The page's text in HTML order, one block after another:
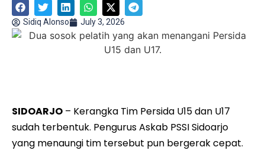
Sidiq Alonso July 3, 2026
SIDOARJO – Kerangka Tim Persida U15 dan U17
sudah terbentuk. Pengurus Askab PSSI Sidoarjo
yang menaungi tim tersebut pun bergerak cepat.